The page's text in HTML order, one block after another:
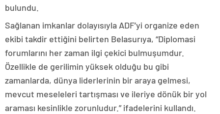
bulundu.
Sağlanan imkanlar dolayısıyla ADF’yi organize eden
ekibi takdir ettiğini belirten Belasurıya, “Diplomasi
forumlarını her zaman ilgi çekici bulmuşumdur.
Özellikle de gerilimin yüksek olduğu bu gibi
zamanlarda, dünya liderlerinin bir araya gelmesi,
mevcut meseleleri tartışması ve ileriye dönük bir yol
araması kesinlikle zorunludur.” ifadelerini kullandı.